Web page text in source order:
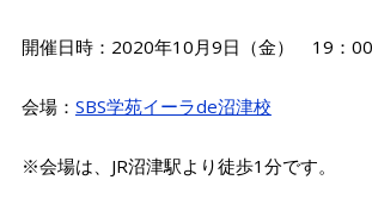
開催日時：2020年10月9日（金） 19：00
会場： SBS学苑イーラde沼津校
※会場は、JR沼津駅より徒歩1分です。